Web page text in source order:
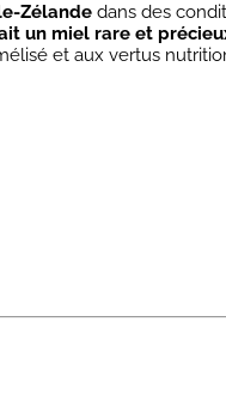
Zélande dans des
un miel rare et
et aux vertus